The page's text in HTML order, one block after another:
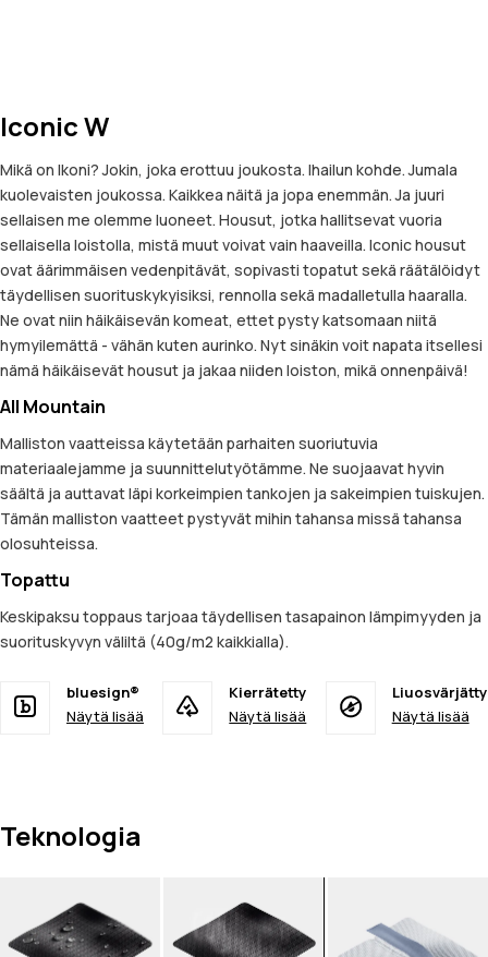
Iconic W
Mikä on Ikoni? Jokin, joka erottuu joukosta. Ihailun kohde. Jumala
kuolevaisten joukossa. Kaikkea näitä ja jopa enemmän. Ja juuri
sellaisen me olemme luoneet. Housut, jotka hallitsevat vuoria
sellaisella loistolla, mistä muut voivat vain haaveilla. Iconic housut
ovat äärimmäisen vedenpitävät, sopivasti topatut sekä räätälöidyt
täydellisen suorituskykyisiksi, rennolla sekä madalletulla haaralla.
Ne ovat niin häikäisevän komeat, ettet pysty katsomaan niitä
hymyilemättä - vähän kuten aurinko. Nyt sinäkin voit napata itsellesi
nämä häikäisevät housut ja jakaa niiden loiston, mikä onnenpäivä!
All Mountain
Malliston vaatteissa käytetään parhaiten suoriutuvia
materiaalejamme ja suunnittelutyötämme. Ne suojaavat hyvin
säältä ja auttavat läpi korkeimpien tankojen ja sakeimpien tuiskujen.
Tämän malliston vaatteet pystyvät mihin tahansa missä tahansa
olosuhteissa.
Topattu
Keskipaksu toppaus tarjoaa täydellisen tasapainon lämpimyyden ja
suorituskyvyn väliltä (40g/m2 kaikkialla).
bluesign®
Näytä lisää
Kierrätetty
Näytä lisää
Liuosvärjätty
Näytä lisää
Teknologia